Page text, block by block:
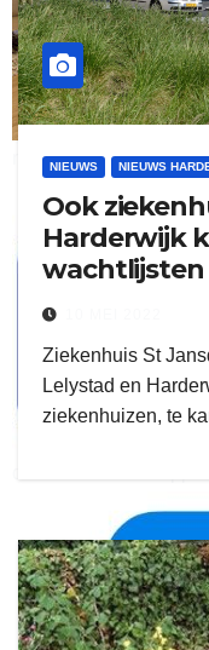
delangekortland
ruitengaparket
NIEUWS NIEUWS
Ook
Harderwijk
wachtlijsten
Ziekenhuis St
Lelystad en
ziekenhuizen, te